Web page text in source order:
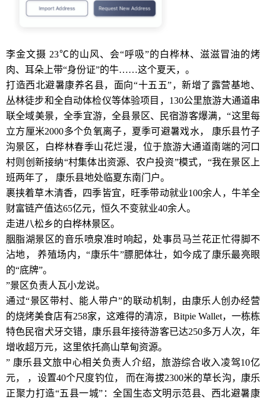
李金文摄 23℃的山风、会“呼吸”的白桦林、滋滋冒油的烤
肉、耳朵上带“身份证”的牛……这个夏天，。
打造西北避暑康养名县，面向“十五五”，新增了露营基地、
丛林徒步和全自动体检仪等体验项目，130公里旅游大通道串
联全域美景，全季宜游，全县景区、民宿游客爆满，“这里每
立方厘米2000多个负氧离子，夏季可避暑戏水， 康乐县竹子
沟景区，白桦林春季山花烂漫，位于旅游大通道南端的河口
村则创新接纳“村集体出资源、农户投资”模式，“我在景区上
班两年了， 康乐县地处临夏东南门户。
裹挟着草木清香，四季皆宜，旺季带动就业100余人，牛羊全
财富链产值达65亿元，恒久不变就业40余人。
走进八松乡的白桦林景区。
胭脂湖景区的音乐喷泉准时响起，处事员马兰花正忙得脚不
沾地， 养殖场内，“康乐牛”膘肥体壮，如今成了康乐最亮眼
的“底牌”。
”景区负责人瓦小龙说。
通过“景区带村、能人带户”的联动机制，由康乐人创办经营
的烧烤美食店有258家，这难得的清凉，Bitpie Wallet，一栋栋
特色民宿犬牙交错，康乐县年接待游客已达250多万人次，年
增收超万元，这里依托高山草甸资源。
” 康乐县文旅中心相关负责人介绍，旅游综合收入凌驾10亿
元， ，设置40个尺度钓位， 而在海拔2300米的草长沟，康乐
正聚力打造“五县一城”：全国生态文明示范县、西北避暑康